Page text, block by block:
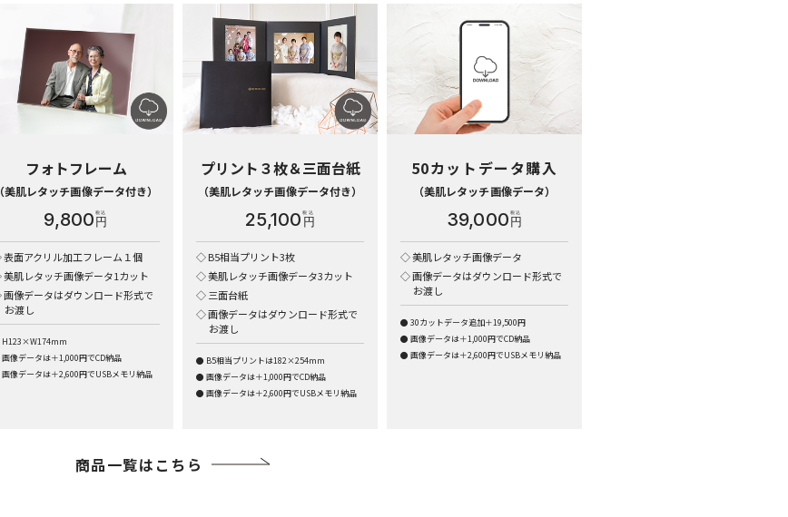
フォトフレーム
（美肌レタッチ画像データ付き）
9,800円
表面アクリル加工フレーム１個
美肌レタッチ画像データ1カット
画像データはダウンロード形式で
お渡し
H123×W174mm
画像データは＋1,000円でCD納品
画像データは＋2,600円でUSBメモリ納品
プリント３枚＆三面台紙
（美肌レタッチ画像データ付き）
25,100 円
B5相当プリント3枚
美肌レタッチ画像データ3カット
三面台紙
画像データはダウンロード形式で
お渡し
B5相当プリントは182×254mm
画像データは＋1,000円でCD納品
画像データは＋2,600円でUSBメモリ納品
50カットデータ購入
（美肌レタッチ画像データ）
39,000円
美肌レタッチ画像データ
画像データはダウンロード形式で
お渡し
30カットデータ追加＋19,500円
画像データは＋1,000円でCD納品
画像データは＋2,600円でUSBメモリ納品
商品一覧はこちら